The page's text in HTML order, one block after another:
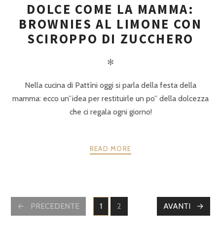
DOLCE COME LA MAMMA:
BROWNIES AL LIMONE CON
SCIROPPO DI ZUCCHERO
✻
Nella cucina di Pattìni oggi si parla della festa della
mamma: ecco un”idea per restituirle un po” della dolcezza
che ci regala ogni giorno!
READ MORE
POSTS
NAVIGATION
PRECEDENTE PAGINE
1 2 AVANTI